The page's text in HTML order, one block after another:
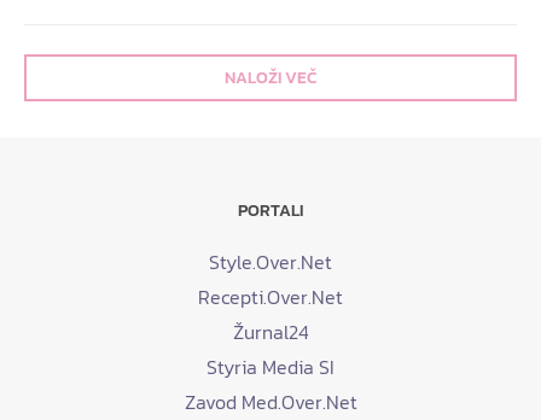
NALOŽI VEČ
PORTALI
Style.Over.Net
Recepti.Over.Net
Žurnal24
Styria Media SI
Zavod Med.Over.Net